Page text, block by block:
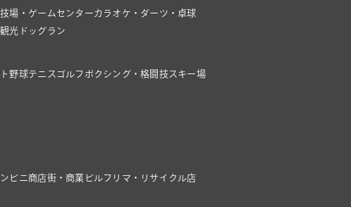
場・ゲームセンターカラオケ・ダーツ・卓球
光 ドッグラン
野球テニス ゴルフ ボクシング・格闘技スキー場
ビニ商店街・商業ビルフリマ・リサイクル店